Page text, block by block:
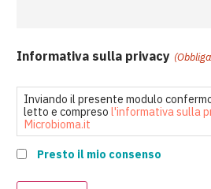
Informativa sulla privacy
Inviando il presente modulo
letto e compreso l'informativa sulla
Microbioma.it
Presto il mio consenso